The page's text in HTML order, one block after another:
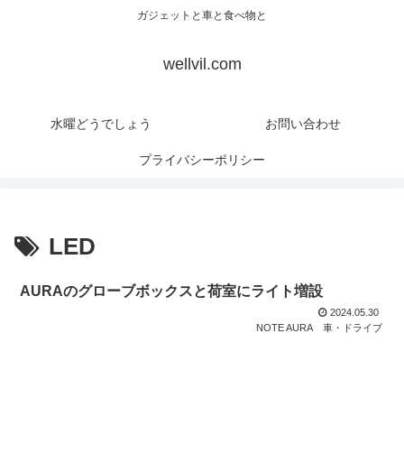
ガジェットと車と食べ物と
wellvil.com
水曜どうでしょう お問い合わせ
プライバシーポリシー
LED
AURAのグローブボックスと荷室にライト増設
2024.05.30
NOTE AURA
車・ドライブ